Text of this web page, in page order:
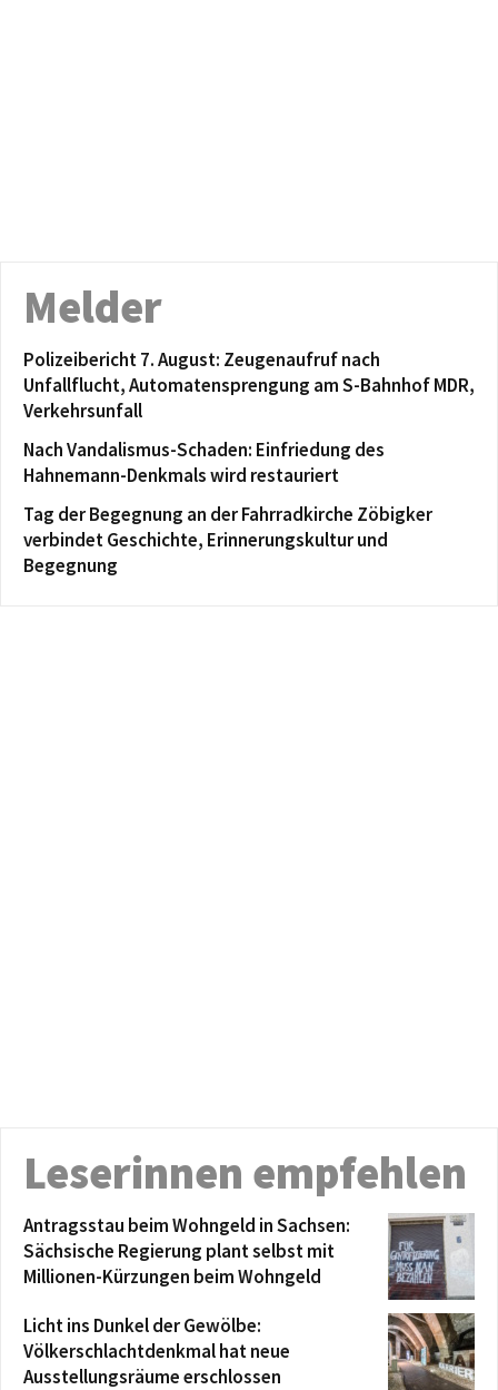
Melder
Polizeibericht 7. August: Zeugenaufruf nach
Unfallflucht, Automatensprengung am S-Bahnhof MDR,
Verkehrsunfall
Nach Vandalismus-Schaden: Einfriedung des
Hahnemann-Denkmals wird restauriert
Tag der Begegnung an der Fahrradkirche Zöbigker
verbindet Geschichte, Erinnerungskultur und
Begegnung
Leserinnen empfehlen
Antragsstau beim Wohngeld in Sachsen:
Sächsische Regierung plant selbst mit
Millionen-Kürzungen beim Wohngeld
Licht ins Dunkel der Gewölbe:
Völkerschlachtdenkmal hat neue
Ausstellungsräume erschlossen